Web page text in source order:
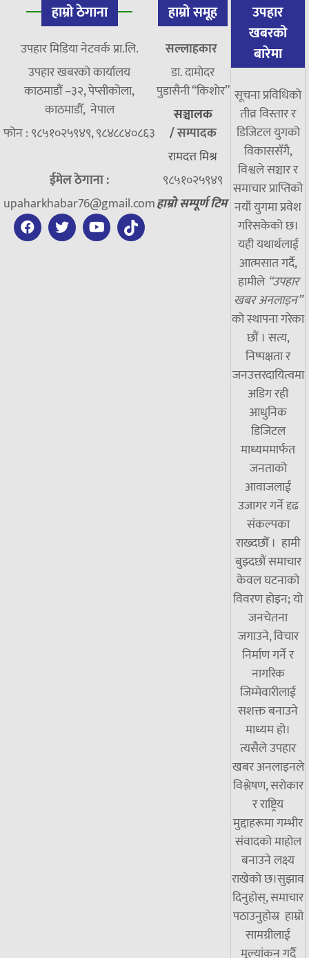
हाम्रो ठेगाना
उपहार मिडिया नेटवर्क प्रा.लि.
उपहार खबरको कार्यालय
काठमाडौं –३२, पेप्सीकोला,
काठमाडौँ, नेपाल
फोन : ९८५१०२५९४९, ९८४८८४०८६३
ईमेल ठेगाना :
upaharkhabar76@gmail.com
हाम्रो समूह
सल्लाहकार
डा. दामाेदर
पुडासैनी “किशाेर”
सञ्चालक
/सम्पादक
रामदत्त मिश्र
९८५१०२५९४९
हाम्रो सम्पूर्ण टिम
उपहार
खबरको
बारेमा
सूचना प्रविधिको
तीव्र विस्तार र
डिजिटल युगको
विकाससँगै,
विश्वले सञ्चार र
समाचार प्राप्तिको
नयाँ युगमा प्रवेश
गरिसकेको छ।
यही यथार्थलाई
आत्मसात गर्दै,
हामीले “उपहार
खबर अनलाइन”
को स्थापना गरेका
छौं । सत्य,
निष्पक्षता र
जनउत्तरदायित्वमा
अडिग रही
आधुनिक
डिजिटल
माध्यममार्फत
जनताको
आवाजलाई
उजागर गर्ने दृढ
संकल्पका
राख्दछौँ । हामी
बुझ्दछौं समाचार
केवल घटनाको
विवरण होइन; यो
जनचेतना
जगाउने, विचार
निर्माण गर्ने र
नागरिक
जिम्मेवारीलाई
सशक्त बनाउने
माध्यम हो।
त्यसैले उपहार
खबर अनलाइनले
विश्लेषण, सरोकार
र राष्ट्रिय
मुद्दाहरूमा गम्भीर
संवादको माहोल
बनाउने लक्ष्य
राखेको छ।सुझाव
दिनुहोस्, समाचार
पठाउनुहोस्र हाम्रो
सामग्रीलाई